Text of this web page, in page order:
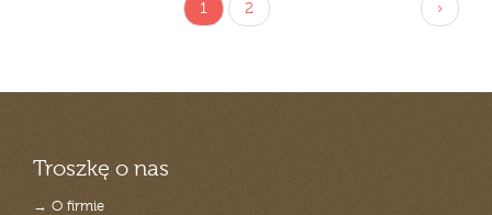
1 2 ›
Troszkę o nas
→ O firmie